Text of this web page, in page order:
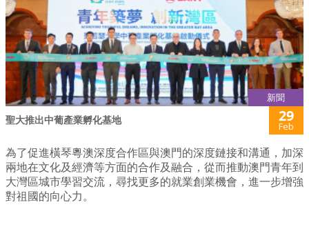
新聞
聖大推出中葡產業孵化基地 29
Feb
為了促進橫琴粵澳深度合作區與澳門的深度鏈接和溝通，加深
兩地在文化及經濟等方面的合作及融合，從而推動澳門青年到
大灣區城市學習交流，尋找更多的就業創業機會，進一步增強
對祖國的向心力。